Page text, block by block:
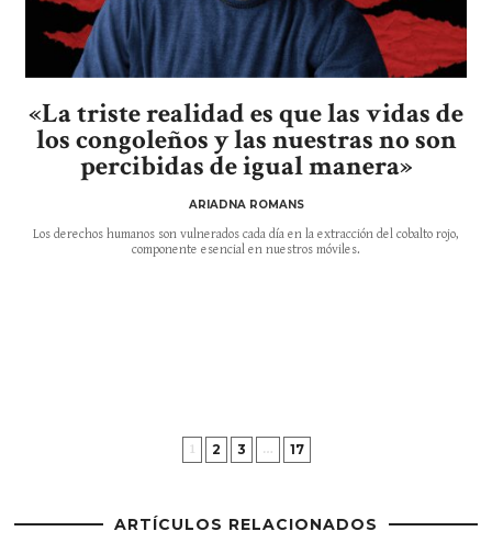
«La triste realidad es que las vidas de
los congoleños y las nuestras no son
percibidas de igual manera»
ARIADNA ROMANS
Los derechos humanos son vulnerados cada día en la extracción del cobalto rojo,
componente esencial en nuestros móviles.
1 2 3 … 17
ARTÍCULOS RELACIONADOS